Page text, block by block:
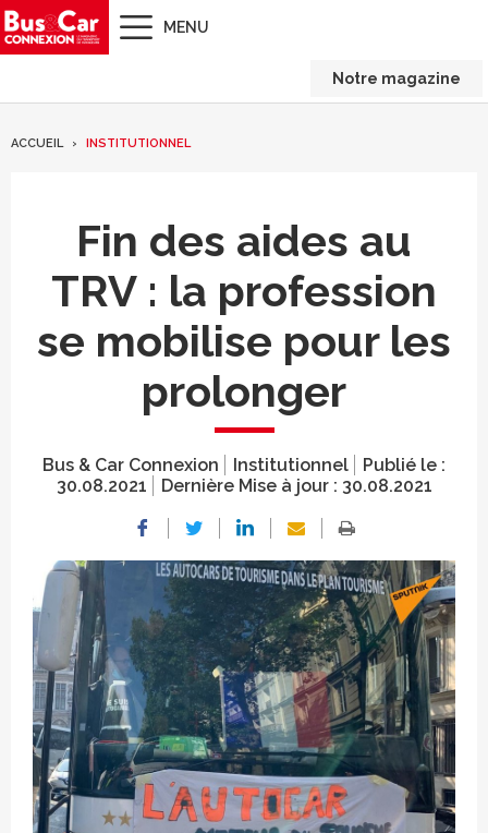
MENU
Notre magazine
ACCUEIL INSTITUTIONNEL
Fin des aides au
TRV : la profession
se mobilise pour les
prolonger
Bus & Car Connexion Institutionnel
Publié le :
30.08.2021
Dernière Mise à jour : 30.08.2021